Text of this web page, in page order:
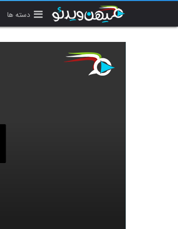
دسته ها